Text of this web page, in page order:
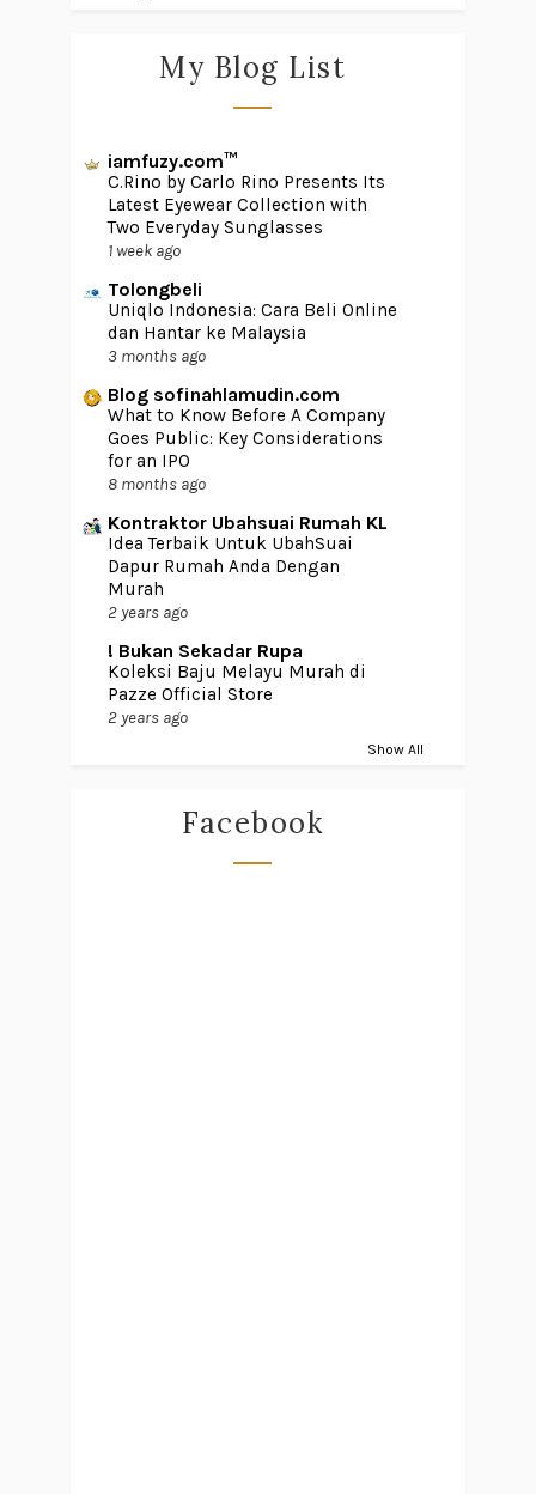
My Blog List
iamfuzy.com™
C.Rino by Carlo Rino Presents Its
Latest Eyewear Collection with
Two Everyday Sunglasses
1 week ago
Tolongbeli
Uniqlo Indonesia: Cara Beli Online
dan Hantar ke Malaysia
3 months ago
Blog sofinahlamudin.com
What to Know Before A Company
Goes Public: Key Considerations
for an IPO
8 months ago
Kontraktor Ubahsuai Rumah KL
Idea Terbaik Untuk UbahSuai
Dapur Rumah Anda Dengan
Murah
2 years ago
! Bukan Sekadar Rupa
Koleksi Baju Melayu Murah di
Pazze Official Store
2 years ago
Show All
Facebook